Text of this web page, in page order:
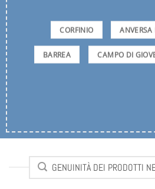
CORFINIO
BARREA CAMPO DI
GENUINITÀ DEI PRODOTTI